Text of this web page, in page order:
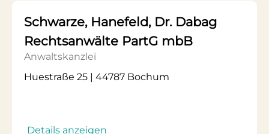
Schwarze, Hanefeld, Dr. Dabag
Rechtsanwälte PartG mbB
Anwaltskanzlei
Huestraße 25 | 44787 Bochum
Details anzeigen